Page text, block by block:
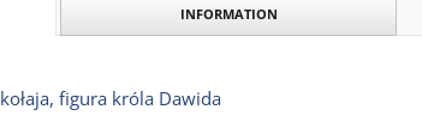
INFORMATION
figura króla Dawida